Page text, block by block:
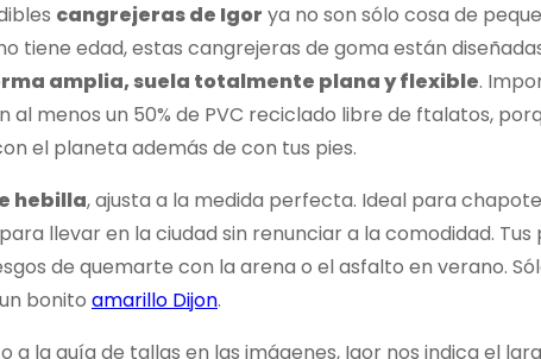
cangrejeras de Igor ya no son sólo cosa de
tiene edad, estas cangrejeras de goma están
amplia, suela totalmente plana y flexible.
al menos un 50% de PVC reciclado libre de ftalatos,
el planeta además de con tus pies.
hebilla, ajusta a la medida perfecta. Ideal para
llevar en la ciudad sin renunciar a la comodidad. Tus
de quemarte con la arena o el asfalto en verano.
bonito amarillo Dijon.
a la guía de tallas en las imágenes, Igor nos indica el